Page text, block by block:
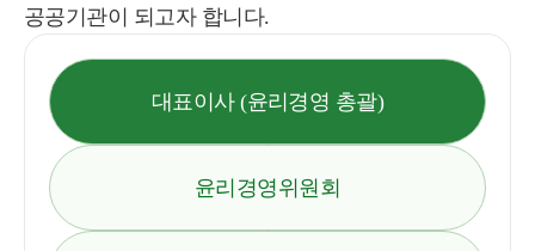
공공기관이 되고자 합니다.
대표이사 (윤리경영 총괄)
윤리경영위원회